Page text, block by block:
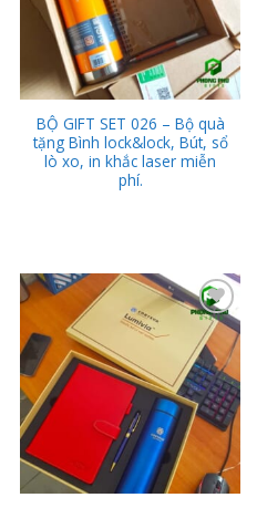
BỘ GIFT SET 026 – Bộ quà
tặng Bình lock&lock, Bút, sổ
lò xo, in khắc laser miễn
phí.
Add to
Wishlist